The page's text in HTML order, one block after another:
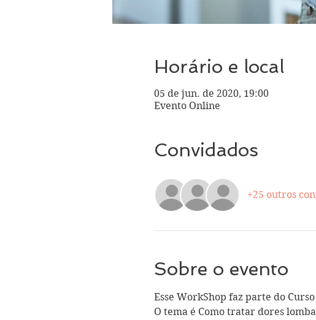
Horário e local
05 de jun. de 2020, 19:00
Evento Online
Convidados
+25 outros
Sobre o evento
Esse WorkShop faz parte do
O tema é Como tratar dores